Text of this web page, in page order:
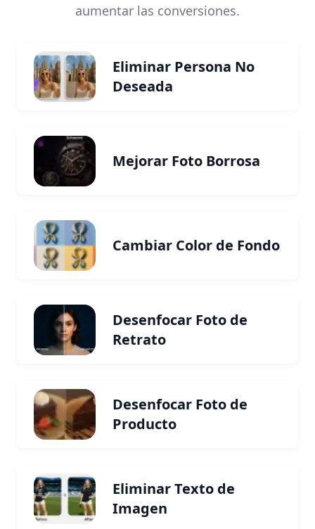
aumentar las conversiones.
Eliminar Persona No
Deseada
Mejorar Foto Borrosa
Cambiar Color de Fondo
Desenfocar Foto de
Retrato
Desenfocar Foto de
Producto
Eliminar Texto de
Imagen